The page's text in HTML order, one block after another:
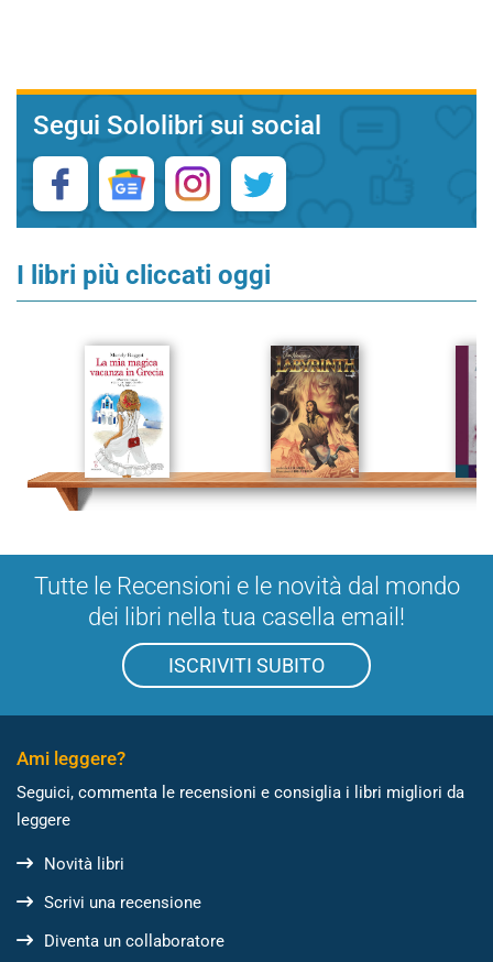
Segui Sololibri sui social
I libri più cliccati oggi
Tutte le Recensioni e le novità dal mondo
dei libri nella tua casella email!
ISCRIVITI SUBITO
Ami leggere?
Seguici, commenta le recensioni e consiglia i libri migliori da
leggere
Novità libri
Scrivi una recensione
Diventa un collaboratore